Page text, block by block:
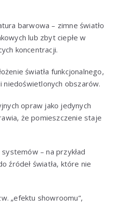
barwowa – zimne światło
lub zbyt ciepłe w
koncentracji.
światła funkcjonalnego,
niedoświetlonych obszarów.
opraw jako jedynych
że pomieszczenie staje
– na przykład
źródeł światła, które nie
„efektu showroomu”,